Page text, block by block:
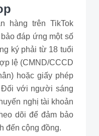
hàng trên TikTok
đáp ứng một số
ký phải từ 18 tuổi
lệ (CMND/CCCD
hoặc giấy phép
Đối với người sáng
nghị tài khoản
dõi để đảm bảo
đến cộng đồng.